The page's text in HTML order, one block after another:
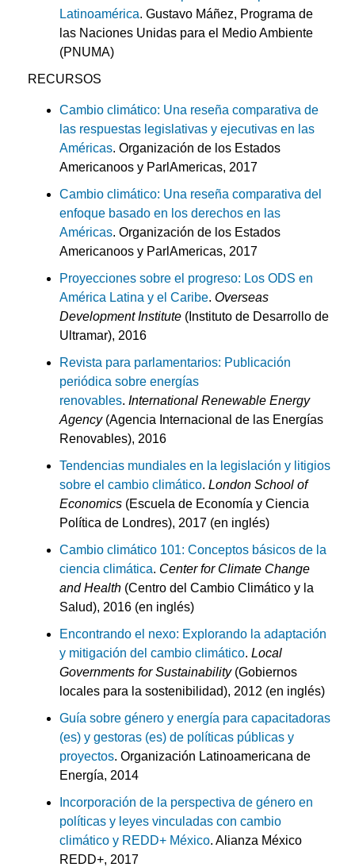
Latinoamérica. Gustavo Máñez, Programa de
las Naciones Unidas para el Medio Ambiente
(PNUMA)
RECURSOS
Cambio climático: Una reseña comparativa de
las respuestas legislativas y ejecutivas en las
Américas. Organización de los Estados
Americanoos y ParlAmericas, 2017
Cambio climático: Una reseña comparativa del
enfoque basado en los derechos en las
Américas. Organización de los Estados
Americanoos y ParlAmericas, 2017
Proyecciones sobre el progreso: Los ODS en
América Latina y el Caribe. Overseas
Development Institute (Instituto de Desarrollo de
Ultramar), 2016
Revista para parlamentarios: Publicación
periódica sobre energías
renovables. International Renewable Energy
Agency(Agencia Internacional de las Energías
Renovables), 2016
Tendencias mundiales en la legislación y litigios
sobre el cambio climático. London School of
Economics (Escuela de Economía y Ciencia
Política de Londres), 2017 (en inglés)
Cambio climático 101: Conceptos básicos de la
ciencia climática. Center for Climate Change
and Health (Centro del Cambio Climático y la
Salud), 2016 (en inglés)
Encontrando el nexo: Explorando la adaptación
y mitigación del cambio climático. Local
Governments for Sustainability(Gobiernos
locales para la sostenibilidad), 2012 (en inglés)
Guía sobre género y energía para capacitadoras
(es) y gestoras (es) de políticas públicas y
proyectos. Organización Latinoamericana de
Energía, 2014
Incorporación de la perspectiva de género en
políticas y leyes vinculadas con cambio
climático y REDD+ México. Alianza México
REDD+, 2017